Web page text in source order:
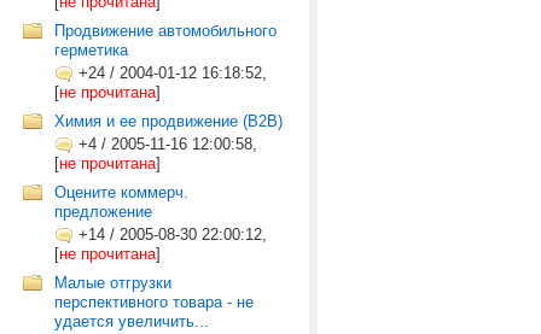
Продвижение автомобильного
герметика
+24 / 2004-01-12 16:18:52,
[не прочитана]
Химия и ее продвижение (B2B)
+4 / 2005-11-16 12:00:58,
[не прочитана]
Оцените коммерч.
предложение
+14 / 2005-08-30 22:00:12,
[не прочитана]
Малые отгрузки
перспективного товара - не
удается увеличить...